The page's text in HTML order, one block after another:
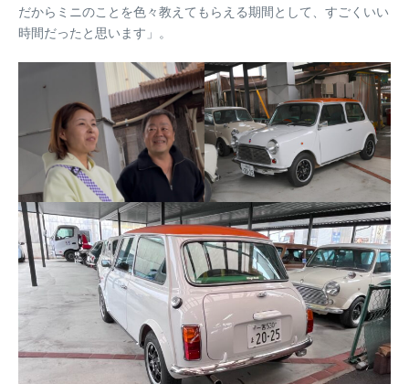
だからミニのことを色々教えてもらえる期間として、すごくいい
時間だったと思います」。